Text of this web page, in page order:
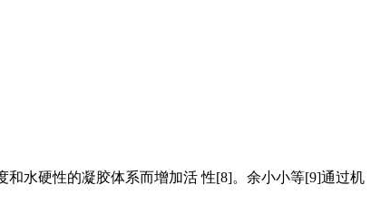
和水硬性的凝胶体系而增加活 性[8]。余小小等[9]通过机